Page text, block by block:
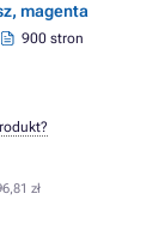
magenta
900 stron
zł